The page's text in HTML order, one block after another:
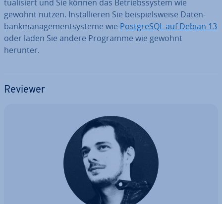
tua­li­siert und Sie können das Be­triebs­sys­tem wie
gewohnt nutzen. In­stal­lie­ren Sie bei­spiels­wei­se Da­ten­
bank­ma­nage­ment­sys­te­me wie Post­greS­QL auf Debian 13
oder laden Sie andere Programme wie gewohnt
herunter.
Reviewer